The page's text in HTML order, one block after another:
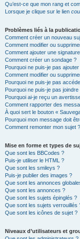
Qu’est-ce que mon rang et
Lorsque je clique sur le lien
Problèmes liés à la
Comment créer un nouveau
Comment modifier ou
Comment ajouter une
Comment créer un sondage ?
Pourquoi ne puis-je pas
Comment modifier ou
Pourquoi ne puis-je pas
Pourquoi ne puis-je pas
Pourquoi ai-je reçu un
Comment rapporter des
À quoi sert le bouton «
Pourquoi mon message doit
Comment remonter mon sujet ?
Mise en forme et types de
Que sont les BBCodes ?
Puis-je utiliser le HTML ?
Que sont les smileys ?
Puis-je publier des images ?
Que sont les annonces
Que sont les annonces ?
Que sont les sujets épinglés ?
Que sont les sujets verrouillés
Que sont les icônes de sujet ?
Niveaux d’utilisateurs et